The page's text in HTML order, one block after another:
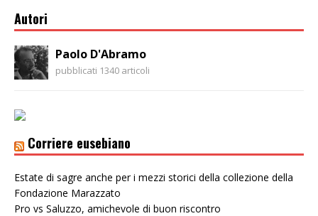
Autori
Paolo D'Abramo
pubblicati 1340 articoli
Corriere eusebiano
Estate di sagre anche per i mezzi storici della collezione della
Fondazione Marazzato
Pro vs Saluzzo, amichevole di buon riscontro